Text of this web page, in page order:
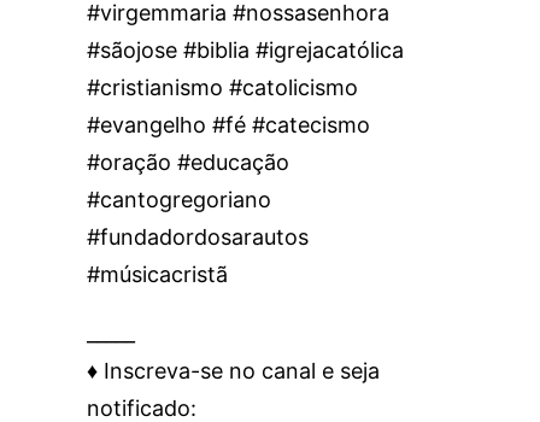
#virgemmaria #nossasenhora
#sãojose #biblia #igrejacatólica
#cristianismo #catolicismo
#evangelho #fé #catecismo
#oração #educação
#cantogregoriano
#fundadordosarautos
#músicacristã
♦️ Inscreva-se no canal e seja
notificado: